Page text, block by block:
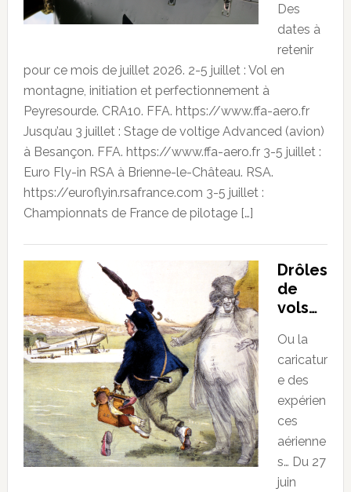
Des
dates à
retenir
pour ce mois de juillet 2026. 2-5 juillet : Vol en
montagne, initiation et perfectionnement à
Peyresourde. CRA10. FFA. https://www.ffa-aero.fr
Jusqu’au 3 juillet : Stage de voltige Advanced (avion)
à Besançon. FFA. https://www.ffa-aero.fr 3-5 juillet :
Euro Fly-in RSA à Brienne-le-Château. RSA.
https://euroflyin.rsafrance.com 3-5 juillet :
Championnats de France de pilotage […]
Drôles
de
vols…
Ou la
caricatur
e des
expérien
ces
aérienne
s… Du 27
juin